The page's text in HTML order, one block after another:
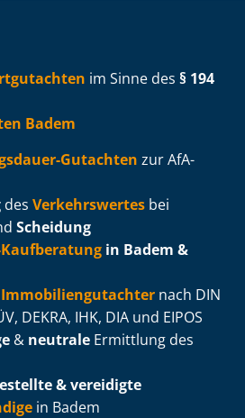
im Sinne des § 194
Badem
Gutachten zur AfA-
des Verkehrswertes bei
Scheidung
in Badem &
Im­mo­bi­li­en­gut­ach­ter nach DIN
DEKRA, IHK, DIA und EIPOS
& neutrale Ermittlung des
& vereidigte
in Badem